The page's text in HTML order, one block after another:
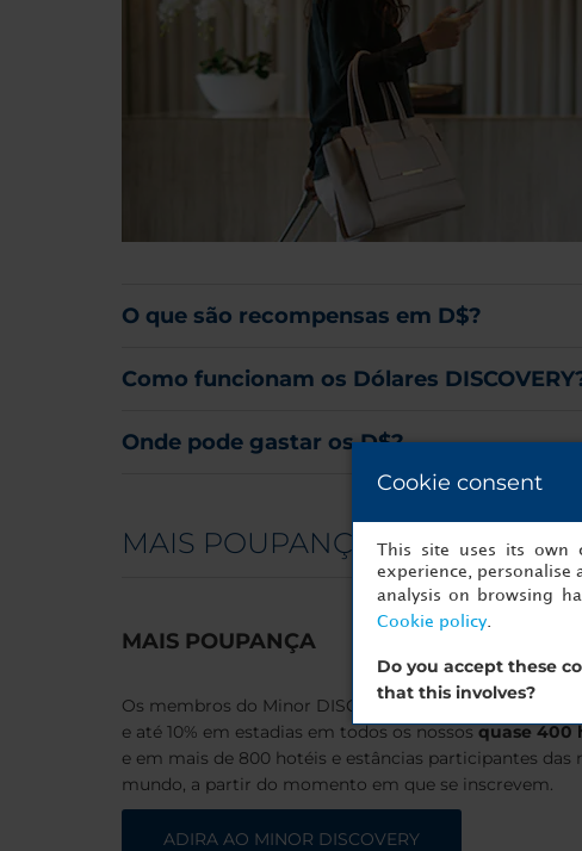
O que são recompensas em D$?
Como funcionam os Dólares
Onde pode gastar os D$?
MAIS POUPANÇA
MAIS POUPANÇA
Os membros do Minor DISCOVERY desfrutam de um
e até 10% em estadias em todos os nossosquase 400
e em mais de 800 hotéis e estâncias participantes das
mundo, a partir do momento em que se inscrevem.
ADIRA AO MINOR DISCOVERY
Cookie consent
This site uses its own
experience, personalise
analysis on browsing
Cookie policy.
Do you accept these
that this involves?